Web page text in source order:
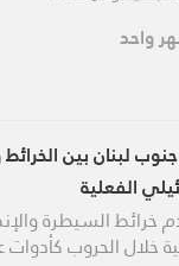
واحد
لبنان بين
الفعلية
خرائط السيطرة
خلال الحروب